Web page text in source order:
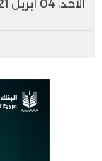
الأحد، 04 أبريل 2021 05:15 م